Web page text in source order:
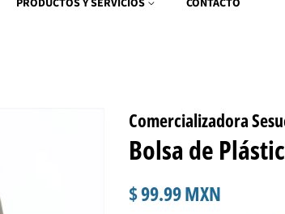
PRODUCTOS Y SERVICIOS CONTACTO
Comercializadora
Bolsa de
Precio
$ 99.99 MXN